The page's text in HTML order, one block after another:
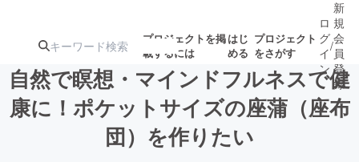
プロジェクトを掲
載するには
はじ
める
プロジェクト
をさがす
注目のリ 注目の新着プロ
ジェクト
募集終了が近いプ
ロ
グ
イ
ン
/
新
規
会
員
登
録
自然で瞑想・マインドフルネスで健
康に！ポケットサイズの座蒲（座布
団）を作りたい